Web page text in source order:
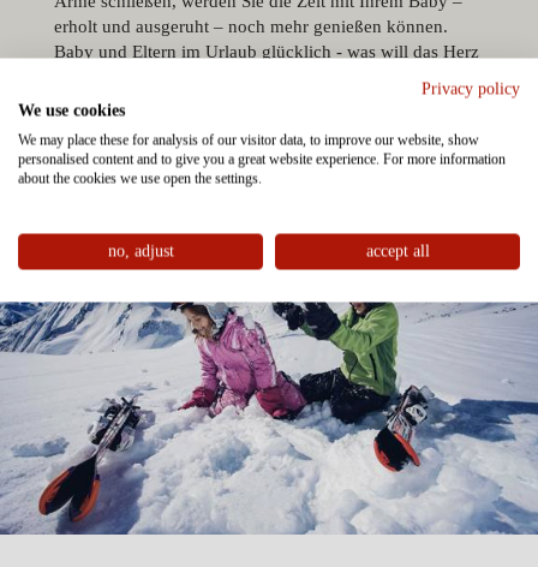
erholt und ausgeruht – noch mehr genießen können.
Baby und Eltern im Urlaub glücklich - was will das Herz
Privacy policy
We use cookies
We may place these for analysis of our visitor data, to improve our website, show
personalised content and to give you a great website experience. For more information
about the cookies we use open the settings.
no, adjust accept all